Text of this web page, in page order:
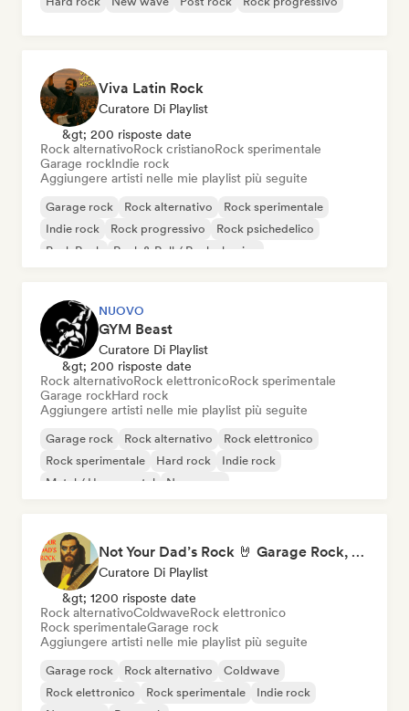
Viva Latin Rock
Curatore Di Playlist
&gt; 200 risposte date
Rock alternativoRock cristianoRock sperimentale
Garage rockIndie rock
Aggiungere artisti nelle mie playlist più seguite
Garage rock Rock alternativo
Rock sperimentale
Indie rock
Rock progressivo
Rock psichedelico
Punk Rock
Rock & Roll / Rock classico
NUOVO
GYM Beast
Curatore Di Playlist
&gt; 200 risposte date
Rock alternativoRock elettronicoRock sperimentale
Garage rockHard rock
Aggiungere artisti nelle mie playlist più seguite
Garage rock Rock alternativo
Rock elettronico
Rock sperimentale
Hard rock
Indie rock
Metal / Heavy metal
New wave
Not Your Dad’s Rock 🤘 Garage Rock, Alt-Rock & Indie Anthems
Curatore Di Playlist
&gt; 1200 risposte date
Rock alternativoColdwaveRock elettronico
Rock sperimentaleGarage rock
Aggiungere artisti nelle mie playlist più seguite
Garage rock Rock alternativo
Coldwave
Rock elettronico
Rock sperimentale
Indie rock